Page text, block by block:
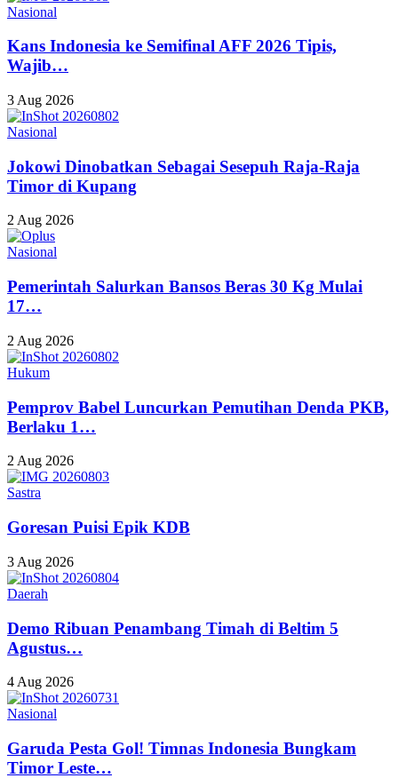
Nasional
Kans Indonesia ke Semifinal AFF 2026 Tipis,
Wajib…
3 Aug 2026
Nasional
Jokowi Dinobatkan Sebagai Sesepuh Raja-Raja
Timor di Kupang
2 Aug 2026
Nasional
Pemerintah Salurkan Bansos Beras 30 Kg Mulai
17…
2 Aug 2026
Hukum
Pemprov Babel Luncurkan Pemutihan Denda PKB,
Berlaku 1…
2 Aug 2026
Sastra
Goresan Puisi Epik KDB
3 Aug 2026
Daerah
Demo Ribuan Penambang Timah di Beltim 5
Agustus…
4 Aug 2026
Nasional
Garuda Pesta Gol! Timnas Indonesia Bungkam
Timor Leste…